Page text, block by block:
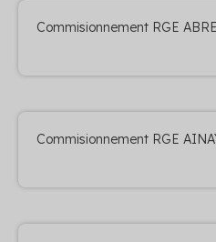
Commisionnement RGE
Commisionnement RGE